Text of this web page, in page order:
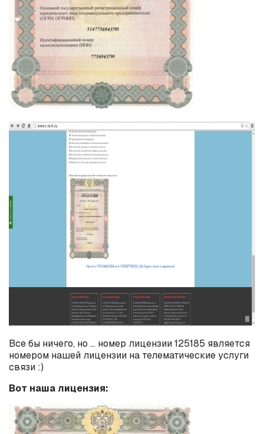
Все бы ничего, но … номер лицензии 125185 является
номером нашей лицензии на телематические услуги
связи :)
Вот наша лицензия: